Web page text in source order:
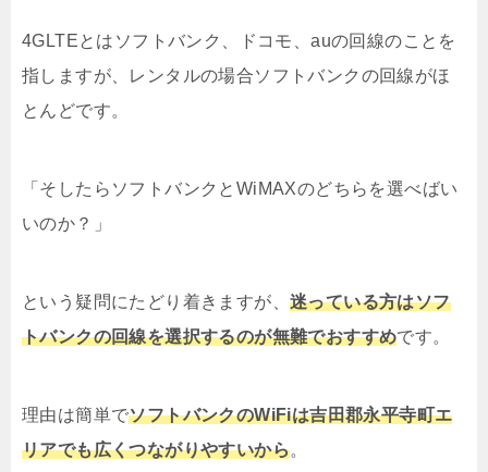
4GLTEとはソフトバンク、ドコモ、auの回線のことを
指しますが、レンタルの場合ソフトバンクの回線がほ
とんどです。
「そしたらソフトバンクとWiMAXのどちらを選べばい
いのか？」
という疑問にたどり着きますが、 迷っている方はソフ
トバンクの回線を選択するのが無難でおすすめです。
理由は簡単でソフトバンクのWiFiは吉田郡永平寺町エ
リアでも広くつながりやすいから。